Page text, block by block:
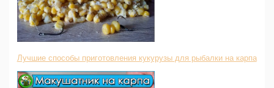
Лучшие способы приготовления кукурузы для рыбалки на карпа